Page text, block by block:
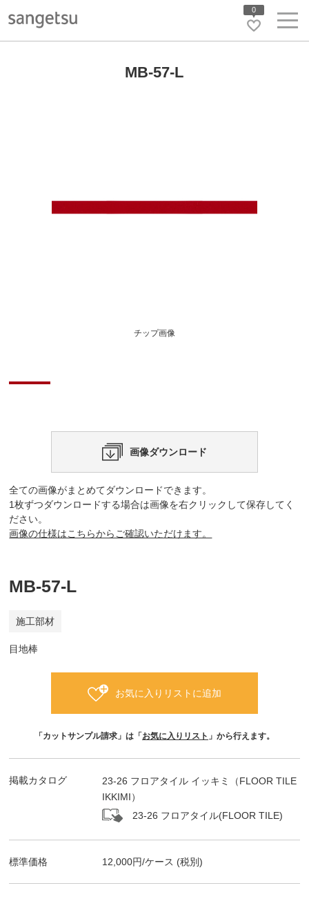
0
MB-57-L
チップ画像
画像ダウンロード
全ての画像がまとめてダウンロードできます。
1枚ずつダウンロードする場合は画像を右クリックして保存してく
ださい。
画像の仕様はこちらからご確認いただけます。
MB-57-L
施工部材
目地棒
お気に入りリストに追加
「カットサンプル請求」は「 お気に入りリスト 」から行えます。
掲載カタログ
23-26 フロアタイル イッキミ（FLOOR TILE
IKKIMI）
23-26 フロアタイル(FLOOR TILE)
標準価格 12,000円/ケース (税別)